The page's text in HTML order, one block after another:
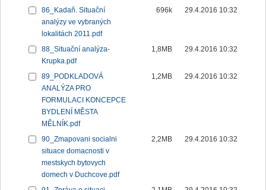
86_Kadaň. Situační
analýzy ve vybraných
lokalitách 2011.pdf
696k 29.4.2016 10:32
88_Situační analýza-
Krupka.pdf
1,8MB 29.4.2016 10:32
89_PODKLADOVÁ
ANALÝZA PRO
FORMULACI KONCEPCE
BYDLENÍ MĚSTA
MĚLNÍK.pdf
1,2MB 29.4.2016 10:32
90_Zmapovani socialni
situace domacnosti v
mestskych bytovych
domech v Duchcove.pdf
2,2MB 29.4.2016 10:32